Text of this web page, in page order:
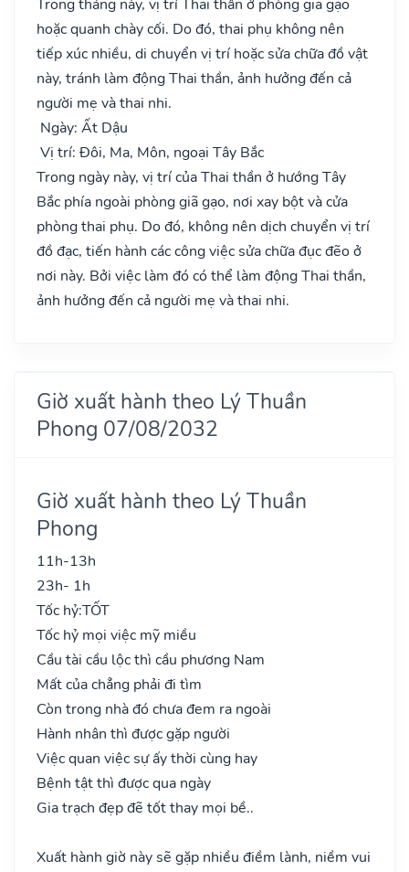
Trong tháng này, vị trí Thai thần ở phòng giã gạo
hoặc quanh chày cối. Do đó, thai phụ không nên
tiếp xúc nhiều, di chuyển vị trí hoặc sửa chữa đồ vật
này, tránh làm động Thai thần, ảnh hưởng đến cả
người mẹ và thai nhi.
Ngày: Ất Dậu
Vị trí: Đôi, Ma, Môn, ngoại Tây Bắc
Trong ngày này, vị trí của Thai thần ở hướng Tây
Bắc phía ngoài phòng giã gạo, nơi xay bột và cửa
phòng thai phụ. Do đó, không nên dịch chuyển vị trí
đồ đạc, tiến hành các công việc sửa chữa đục đẽo ở
nơi này. Bởi việc làm đó có thể làm động Thai thần,
ảnh hưởng đến cả người mẹ và thai nhi.
Giờ xuất hành theo Lý Thuần
Phong 07/08/2032
Giờ xuất hành theo Lý Thuần
Phong
11h-13h
23h- 1h
Tốc hỷ:TỐT
Tốc hỷ mọi việc mỹ miều
Cầu tài cầu lộc thì cầu phương Nam
Mất của chẳng phải đi tìm
Còn trong nhà đó chưa đem ra ngoài
Hành nhân thì được gặp người
Việc quan việc sự ấy thời cùng hay
Bệnh tật thì được qua ngày
Gia trạch đẹp đẽ tốt thay mọi bề..
Xuất hành giờ này sẽ gặp nhiều điềm lành, niềm vui